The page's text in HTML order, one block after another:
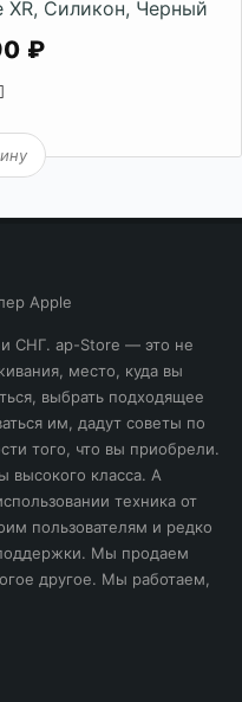
XR, Силикон, Черный
₽
СНГ. ap-Store — это не
место, куда вы
выбрать подходящее
им, дадут советы по
того, что вы приобрели.
высокого класса. А
техника от
пользователям и редко
Мы продаем
другое. Мы работаем,